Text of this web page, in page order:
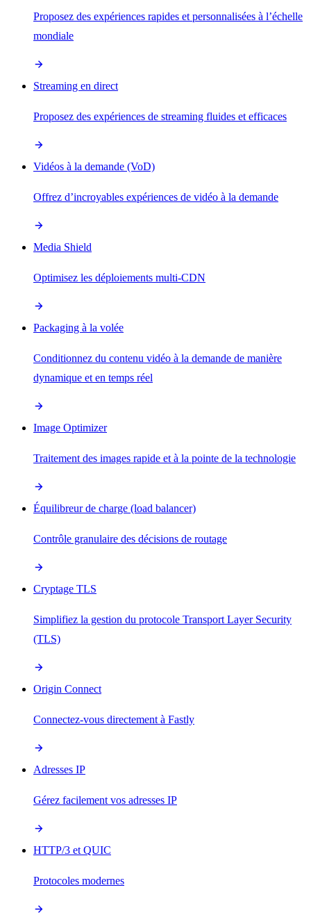
Proposez des expériences rapides et personnalisées à l’échelle
mondiale
Streaming en direct
Proposez des expériences de streaming fluides et efficaces
Vidéos à la demande (VoD)
Offrez d’incroyables expériences de vidéo à la demande
Media Shield
Optimisez les déploiements multi-CDN
Packaging à la volée
Conditionnez du contenu vidéo à la demande de manière
dynamique et en temps réel
Image Optimizer
Traitement des images rapide et à la pointe de la technologie
Équilibreur de charge (load balancer)
Contrôle granulaire des décisions de routage
Cryptage TLS
Simplifiez la gestion du protocole Transport Layer Security
(TLS)
Origin Connect
Connectez-vous directement à Fastly
Adresses IP
Gérez facilement vos adresses IP
HTTP/3 et QUIC
Protocoles modernes